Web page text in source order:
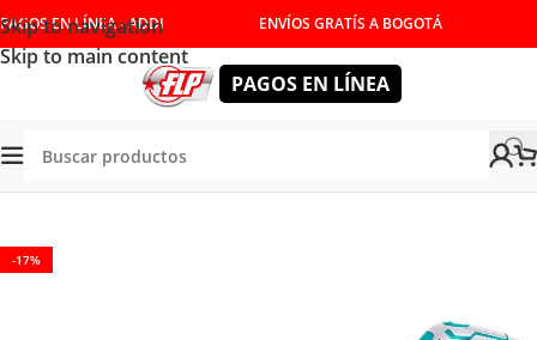
Skip to navigation
Skip to main content
PAGOS EN LÍNEA - ADDI ENVÍOS GRATÍS A BOGOTÁ
PAGOS EN LÍNEA
Tienda/HERRAMIENTAS INALÁMBRICAS GUADAÑADORAS
-17%